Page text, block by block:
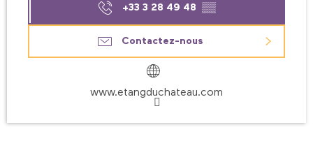
+33 3 28 49 48 ▒▒
Contactez-nous
www.etangduchateau.com